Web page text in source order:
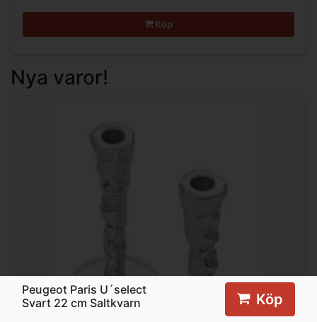
Köp
Nya varor!
Peugeot Paris U´select
Svart 22 cm Saltkvarn
Köp